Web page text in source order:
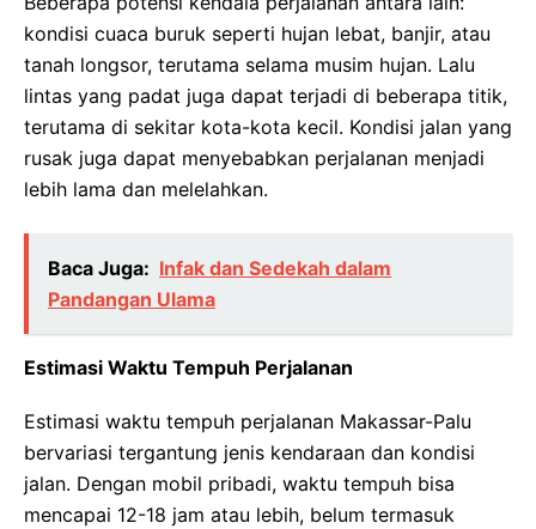
kondisi cuaca buruk seperti hujan lebat, banjir, atau
tanah longsor, terutama selama musim hujan. Lalu
lintas yang padat juga dapat terjadi di beberapa titik,
terutama di sekitar kota-kota kecil. Kondisi jalan yang
rusak juga dapat menyebabkan perjalanan menjadi
lebih lama dan melelahkan.
Baca Juga: Infak dan Sedekah dalam
Pandangan Ulama
Estimasi Waktu Tempuh Perjalanan
Estimasi waktu tempuh perjalanan Makassar-Palu
bervariasi tergantung jenis kendaraan dan kondisi
jalan. Dengan mobil pribadi, waktu tempuh bisa
mencapai 12-18 jam atau lebih, belum termasuk